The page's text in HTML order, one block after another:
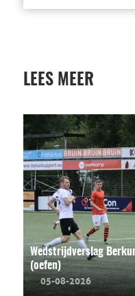
LEES MEER
Wedstrijdverslag
(oefen)
05-08-2026